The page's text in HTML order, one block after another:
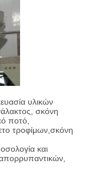
υλικών
σκόνη
ποτό,
τροφίμων,σκόνη
και